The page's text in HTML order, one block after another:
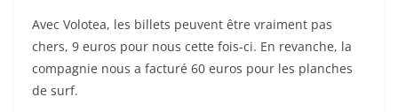
Avec Volotea, les billets peuvent être vraiment pas
chers, 9 euros pour nous cette fois-ci. En revanche, la
compagnie nous a facturé 60 euros pour les planches
de surf.